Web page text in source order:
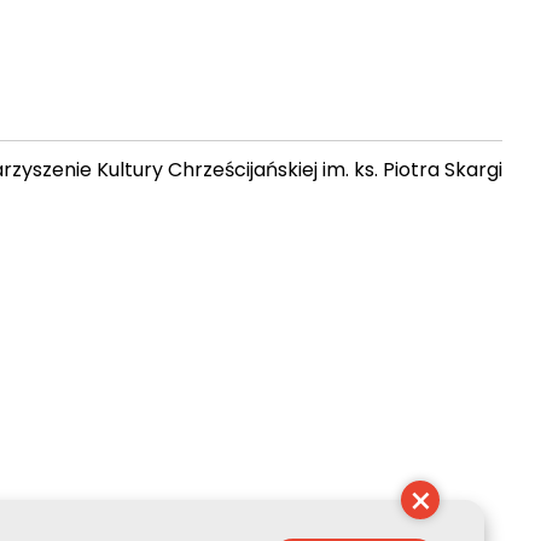
Kultury Chrześcijańskiej im. ks. Piotra Skargi
×